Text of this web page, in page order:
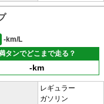
-km/L
タンでどこまで走る？
-km
レギュラー
ガソリン